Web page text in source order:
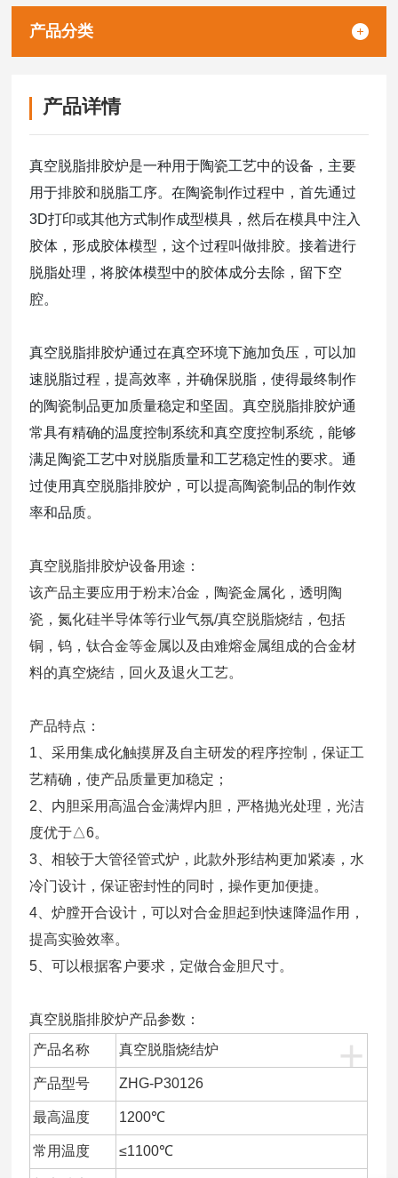
精确，使产品质量更加稳定；
2、内胆采用高温合金满焊内胆，严格抛光处理，光洁度
产品分类
产品详情
真空脱脂排胶炉是一种用于陶瓷工艺中的设备，主要
用于排胶和脱脂工序。在陶瓷制作过程中，首先通过
3D打印或其他方式制作成型模具，然后在模具中注入
胶体，形成胶体模型，这个过程叫做排胶。接着进行
脱脂处理，将胶体模型中的胶体成分去除，留下空
腔。
真空脱脂排胶炉通过在真空环境下施加负压，可以加
速脱脂过程，提高效率，并确保脱脂，使得最终制作
的陶瓷制品更加质量稳定和坚固。真空脱脂排胶炉通
常具有精确的温度控制系统和真空度控制系统，能够
满足陶瓷工艺中对脱脂质量和工艺稳定性的要求。通
过使用真空脱脂排胶炉，可以提高陶瓷制品的制作效
率和品质。
真空脱脂排胶炉设备用途：
该产品主要应用于粉末冶金，陶瓷金属化，透明陶
瓷，氮化硅半导体等行业气氛/真空脱脂烧结，包括
铜，钨，钛合金等金属以及由难熔金属组成的合金材
料的真空烧结，回火及退火工艺。
产品特点：
1、采用集成化触摸屏及自主研发的程序控制，保证工
艺精确，使产品质量更加稳定；
2、内胆采用高温合金满焊内胆，严格抛光处理，光洁
度优于△6。
3、相较于大管径管式炉，此款外形结构更加紧凑，水
冷门设计，保证密封性的同时，操作更加便捷。
4、炉膛开合设计，可以对合金胆起到快速降温作用，
提高实验效率。
5、可以根据客户要求，定做合金胆尺寸。
真空脱脂排胶炉产品参数：
+
产品名称 真空脱脂烧结炉
产品型号 ZHG-P30126
最高温度 1200℃
常用温度 ≤1100℃